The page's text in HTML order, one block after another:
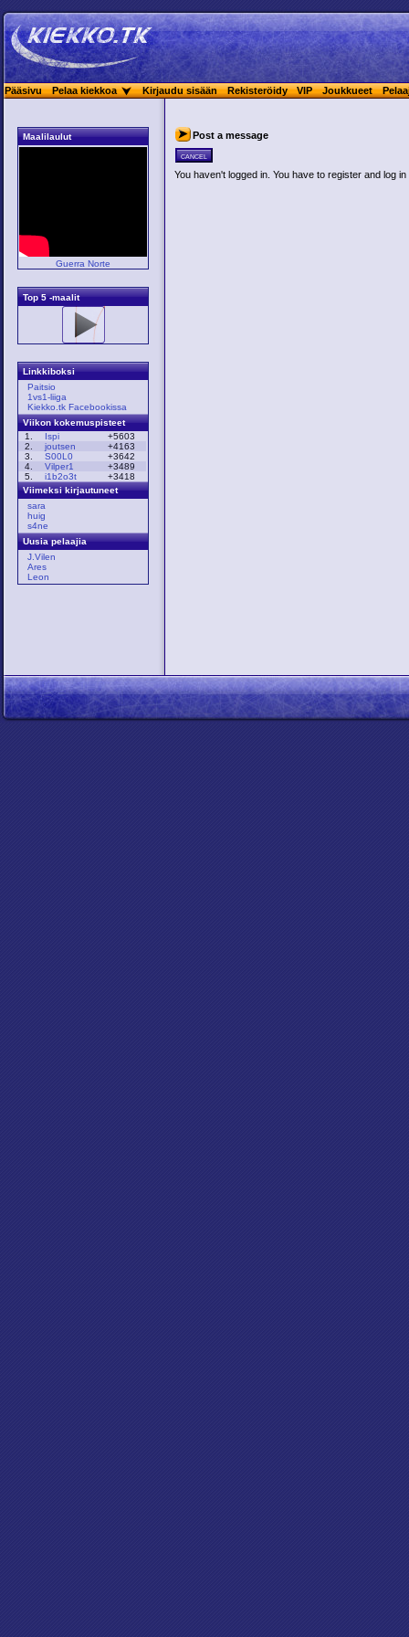
Pääsivu Pelaa kiekkoa Kirjaudu sisään Rekisteröidy VIP Joukkueet
Maalilaulut
Guerra Norte
Top 5 -maalit
Linkkiboksi
Paitsio
1vs1-liiga
Kiekko.tk Facebookissa
Viikon kokemuspisteet
1.
Ispi
+5603
2.
joutsen
+4163
3.
S00L0
+3642
4.
Vilper1
+3489
5.
i1b2o3t
+3418
Viimeksi kirjautuneet
sara
huig
s4ne
Uusia pelaajia
J.Vilen
Ares
Leon
Post a message
cancel
You haven't logged in. You have to register and log